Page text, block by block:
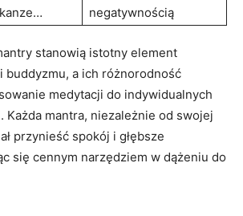
negatywnością
stanowią⁤ istotny‌ element
​buddyzmu, ‌a ich różnorodność
medytacji do indywidualnych
Każda mantra, niezależnie od swojej
przynieść spokój ⁣i głębsze​
się cennym narzędziem w dążeniu do